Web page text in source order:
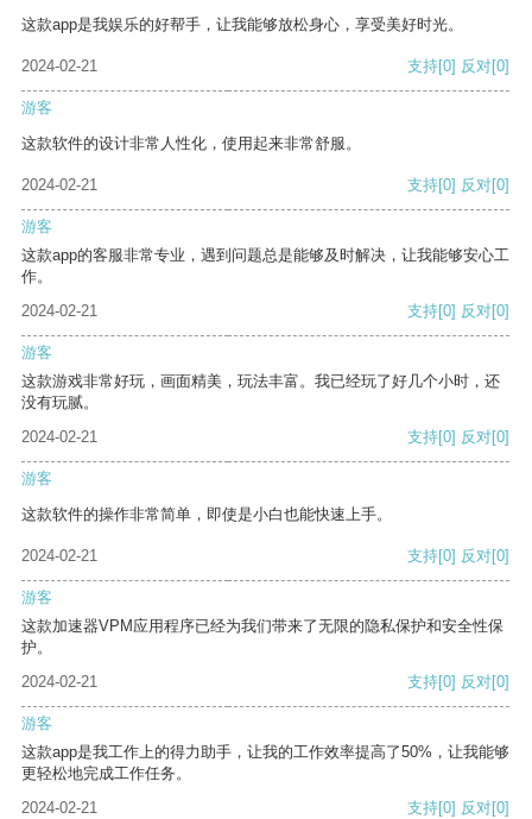
这款app是我娱乐的好帮手，让我能够放松身心，享受美好时光。
2024-02-21 支持[0] 反对[0]
游客
这款软件的设计非常人性化，使用起来非常舒服。
2024-02-21 支持[0] 反对[0]
游客
这款app的客服非常专业，遇到问题总是能够及时解决，让我能够安心工
作。
2024-02-21
支持[0] 反对[0]
游客
这款游戏非常好玩，画面精美，玩法丰富。我已经玩了好几个小时，还
没有玩腻。
2024-02-21
支持[0] 反对[0]
游客
这款软件的操作非常简单，即使是小白也能快速上手。
2024-02-21 支持[0] 反对[0]
游客
这款加速器VPM应用程序已经为我们带来了无限的隐私保护和安全性保
护。
2024-02-21
支持[0] 反对[0]
游客
这款app是我工作上的得力助手，让我的工作效率提高了50%，让我能够
更轻松地完成工作任务。
2024-02-21
支持[0] 反对[0]